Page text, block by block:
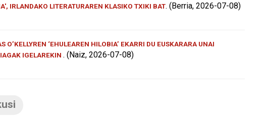
IRLANDAKO LITERATURAREN KLASIKO TXIKI BAT. (Berria, 2026-07-08)
O’KELLYREN ‘EHULEAREN HILOBIA’ EKARRI DU EUSKARARA UNAI
IGELAREKIN . (Naiz, 2026-07-08)